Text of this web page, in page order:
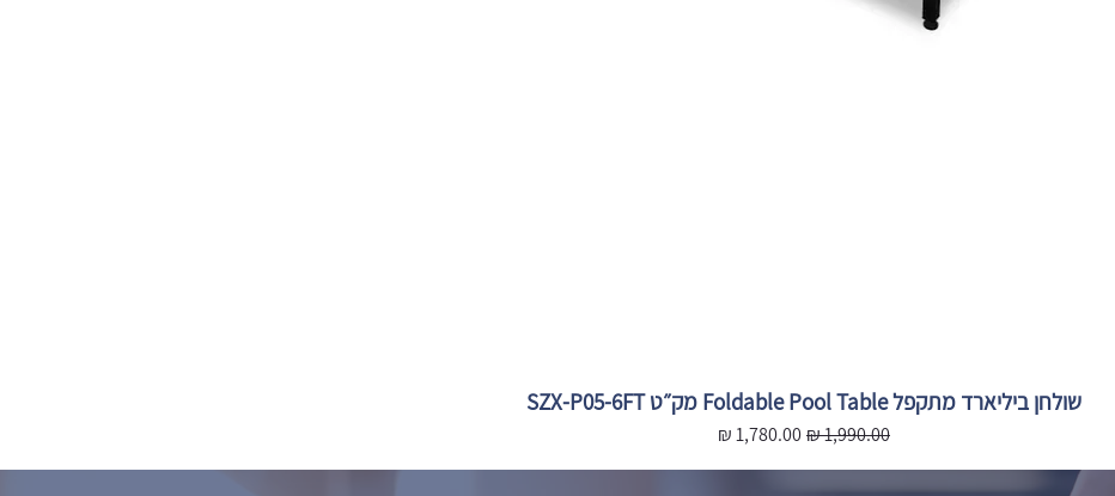
שולחן ביליארד מתקפל Foldable Pool Table מק״ט SZX-P05-6FT
מחיר רגיל מחיר מבצע